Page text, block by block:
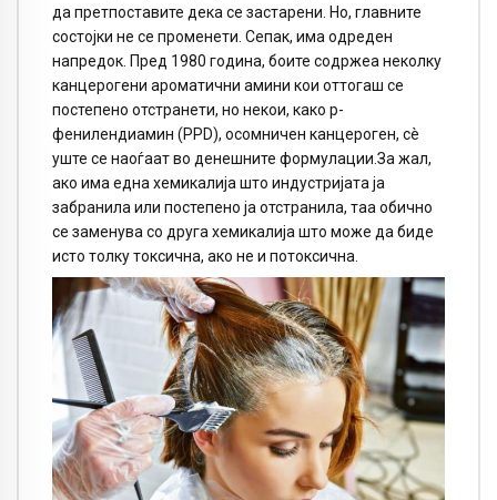
да претпоставите дека се застарени. Но, главните
состојки не се променети. Сепак, има одреден
напредок. Пред 1980 година, боите содржеа неколку
канцерогени ароматични амини кои оттогаш се
постепено отстранети, но некои, како p-
фенилендиамин (PPD), осомничен канцероген, сè
уште се наоѓаат во денешните формулации.За жал,
ако има една хемикалија што индустријата ја
забранила или постепено ја отстранила, таа обично
се заменува со друга хемикалија што може да биде
исто толку токсична, ако не и потоксична.